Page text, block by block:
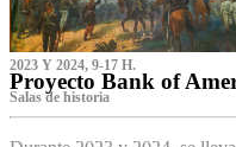
2023 Y 2024, 9-17 H.
Proyecto Bank of
S‌alas de historia